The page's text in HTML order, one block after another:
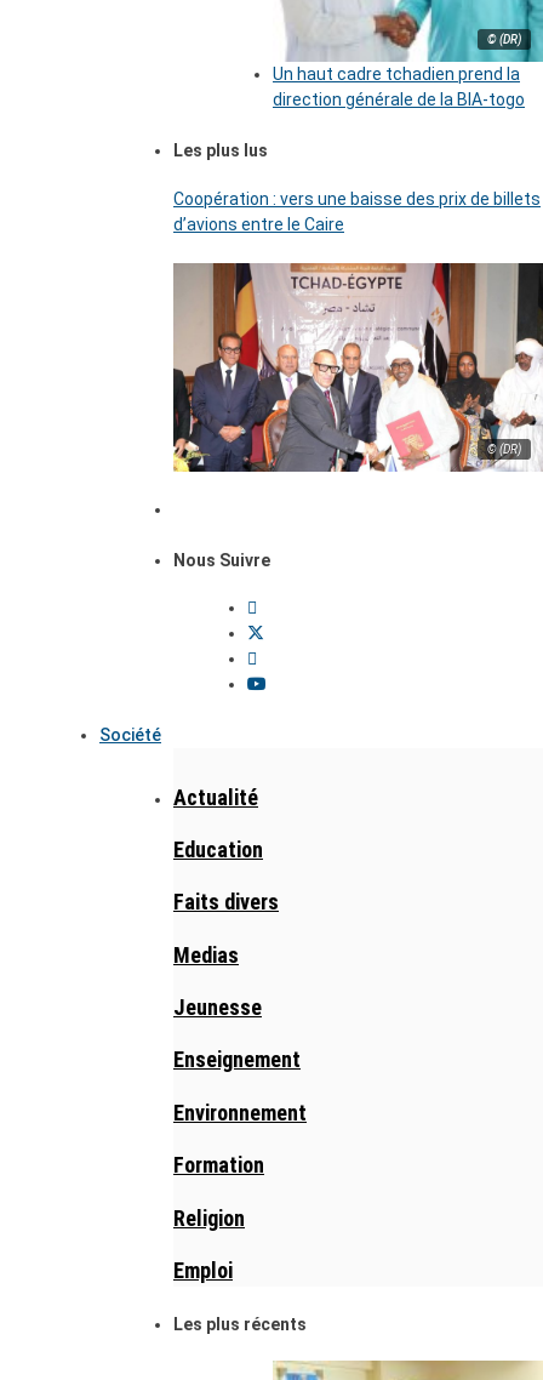
© (DR)
Un haut cadre tchadien prend la
direction générale de la BIA-togo
Les plus lus
Coopération : vers une baisse des prix de billets
d’avions entre le Caire
© (DR)
Nous Suivre
Société
Actualité
Education
Faits divers
Medias
Jeunesse
Enseignement
Environnement
Formation
Religion
Emploi
Les plus récents